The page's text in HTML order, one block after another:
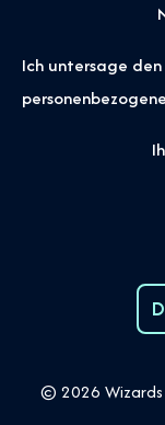
Ich untersage
© 2026 Wizards